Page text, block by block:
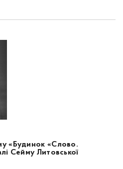
«Будинок «Слово.
Сейму Литовської